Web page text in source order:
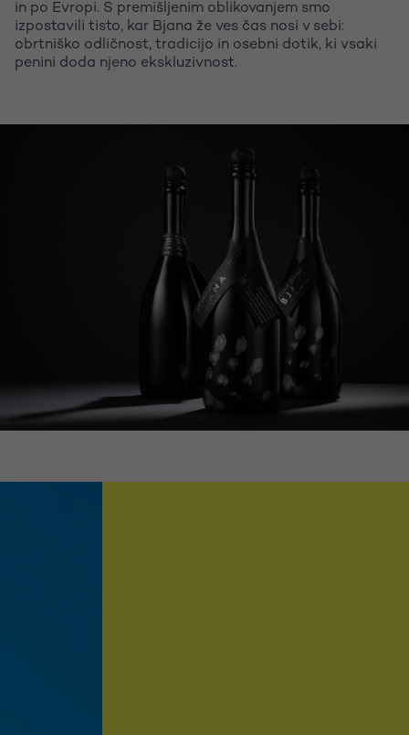
in po Evropi. S premišljenim oblikovanjem smo
izpostavili tisto, kar Bjana že ves čas nosi v sebi:
obrtniško odličnost, tradicijo in osebni dotik, ki vsaki
penini doda njeno ekskluzivnost.